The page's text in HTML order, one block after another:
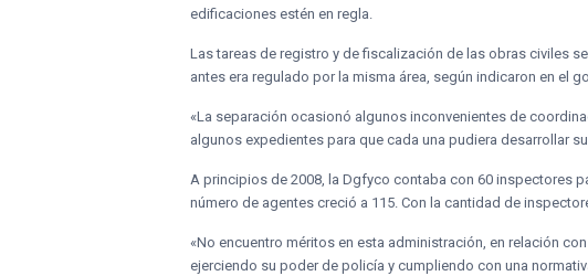
edificaciones estén en regla.
Las tareas de registro y de fiscalización de las obras civiles
antes era regulado por la misma área, según indicaron en el
«La separación ocasionó algunos inconvenientes de
algunos expedientes para que cada una pudiera desarrollar
A principios de 2008, la Dgfyco contaba con 60 inspectores
número de agentes creció a 115. Con la cantidad de
«No encuentro méritos en esta administración, en relación
ejerciendo su poder de policía y cumpliendo con una